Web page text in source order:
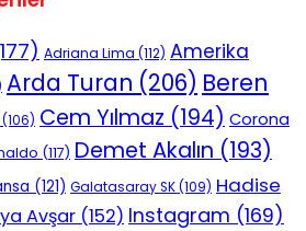
Adriana Lima (112) Amerika
Arda Turan (206) Beren
(106) Cem Yılmaz (194) Corona
(117) Demet Akalın (193)
(121) Galatasaray SK(109) Hadise
Avşar (152) Instagram (169)